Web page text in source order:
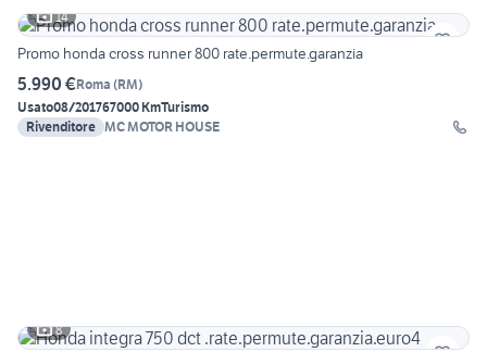
14
Promo honda cross runner 800 rate.permute.garanzia
5.990 €Roma (RM)
Usato08/201767000 KmTurismo
Rivenditore MC MOTOR HOUSE
8